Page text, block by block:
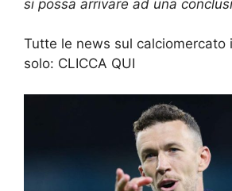
si possa arrivare ad una
Tutte le news sul calciomercato
solo: CLICCA QUI